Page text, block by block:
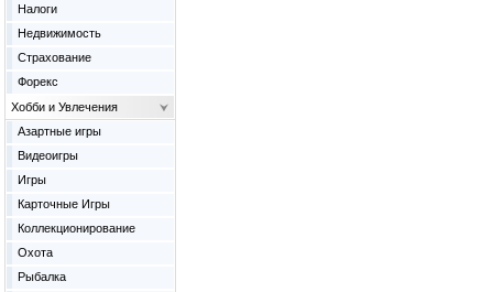
Налоги
Недвижимость
Страхование
Форекс
Хобби и Увлечения
Азартные игры
Видеоигры
Игры
Карточные Игры
Коллекционирование
Охота
Рыбалка